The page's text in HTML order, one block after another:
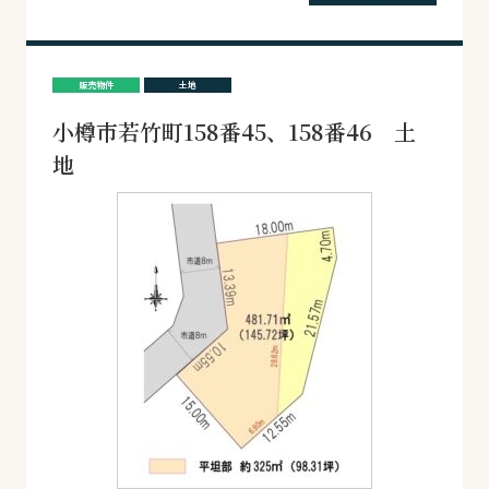
販売物件 土地
小樽市若竹町158番45、158番46 土
地